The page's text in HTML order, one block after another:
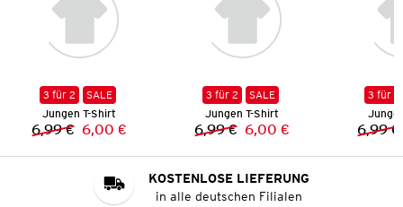
3 für 2
SALE
Jungen T-Shirt
Vorheriger Preis:
6,99 € Neuer Preis:
6,00 €
3 für 2
SALE
Jungen T-Shirt
Vorheriger Preis:
6,99 € Neuer Preis:
6,00 €
3 für 2
6,99 €
KOSTENLOSE LIEFERUNG
in alle deutschen Filialen